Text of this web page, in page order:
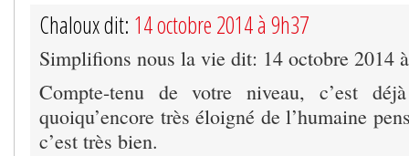
Chaloux dit: 14 octobre 2014 à 9h37
Simplifions nous la vie dit: 14 octobre 2014
Compte-tenu de votre niveau, c’est
quoiqu’encore très éloigné de l’humaine
c’est très bien.